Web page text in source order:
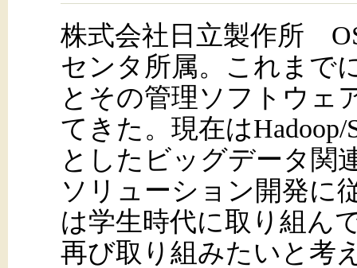
株式会社日立製作所
センタ所属。これまで
とその管理ソフトウェ
てきた。現在はHadoop/
としたビッグデータ関
ソリューション開発に
は学生時代に取り組ん
再び取り組みたいと考